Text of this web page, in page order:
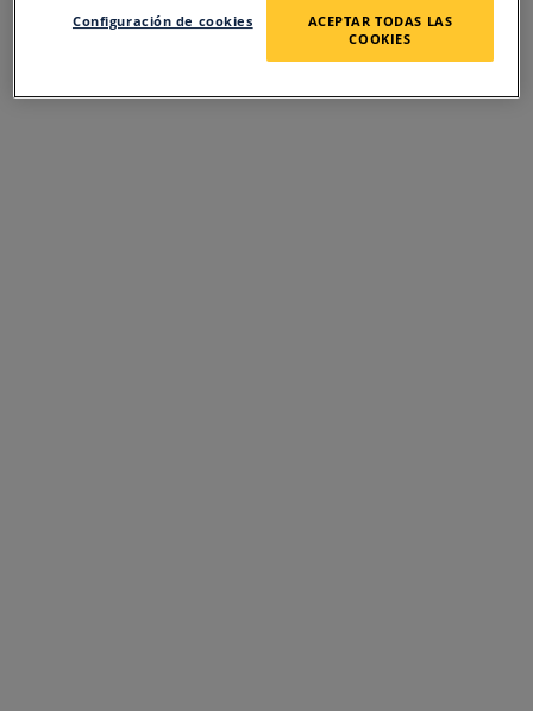
SORRY FOR THE
INCONVENIENCE
Configuración de cookies
ACEPTAR TODAS LAS
COOKIES